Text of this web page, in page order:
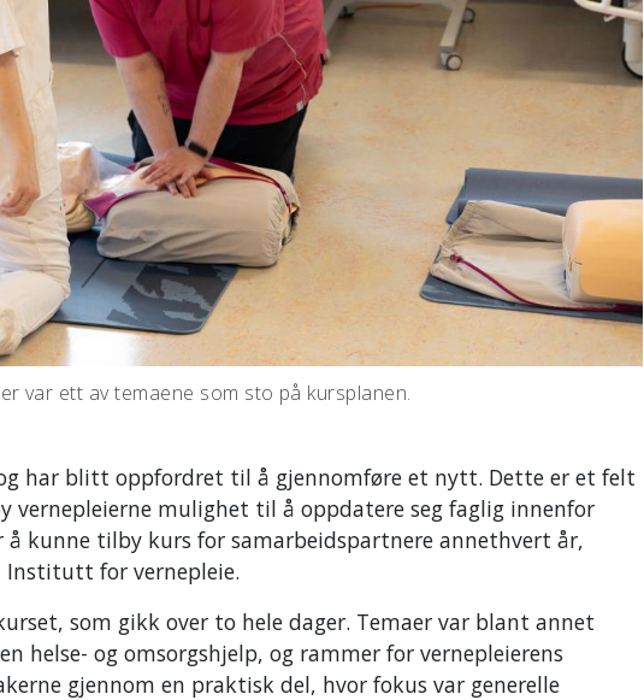
var ett av temaene som sto på kursplanen.
har blitt oppfordret til å gjennomføre et nytt. Dette er et felt
vernepleierne mulighet til å oppdatere seg faglig innenfor
kunne tilby kurs for samarbeidspartnere annethvert år,
Institutt for vernepleie.
som gikk over to hele dager. Temaer var blant annet
helse- og omsorgshjelp, og rammer for vernepleierens
gjennom en praktisk del, hvor fokus var generelle